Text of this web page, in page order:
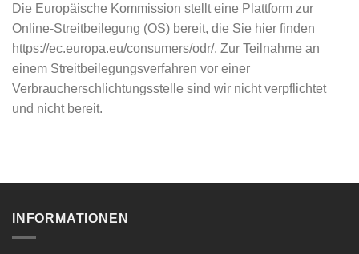
Die Europäische Kommission stellt eine Plattform zur
Online-Streitbeilegung (OS) bereit, die Sie hier finden
https://ec.europa.eu/consumers/odr/. Zur Teilnahme an
einem Streitbeilegungsverfahren vor einer
Verbraucherschlichtungsstelle sind wir nicht verpflichtet
und nicht bereit.
INFORMATIONEN